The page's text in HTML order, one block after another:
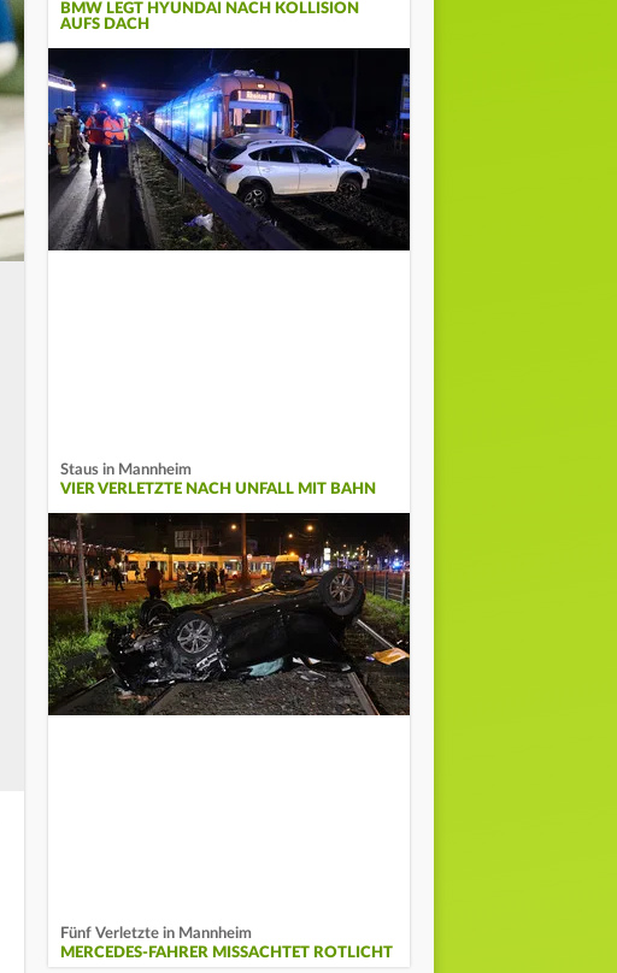
BMW LEGT HYUNDAI NACH KOLLISION
AUFS DACH
Staus in Mannheim
VIER VERLETZTE NACH UNFALL MIT BAHN
Fünf Verletzte in Mannheim
MERCEDES-FAHRER MISSACHTET ROTLICHT